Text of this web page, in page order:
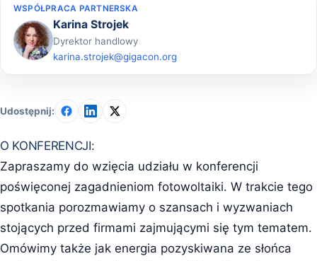
Udostępnij:
O KONFERENCJI:
Zapraszamy do wzięcia udziału w konferencji
poświęconej zagadnieniom fotowoltaiki. W trakcie tego
spotkania porozmawiamy o szansach i wyzwaniach
stojących przed firmami zajmującymi się tym tematem.
Omówimy także jak energia pozyskiwana ze słońca
WSPÓŁPRACA PARTNERSKA
Karina Strojek
Dyrektor handlowy
karina.strojek@gigacon.org